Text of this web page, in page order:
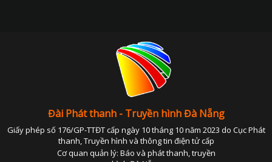
Đài Phát thanh - Truyền hình Đà Nẵng
Giấy phép số 176/GP-TTĐT cấp ngày 10 tháng 10 năm 2023 do Cục Phát
thanh, Truyền hình và thông tin điện tử cấp
Cơ quan quản lý: Báo và phát thanh, truyền